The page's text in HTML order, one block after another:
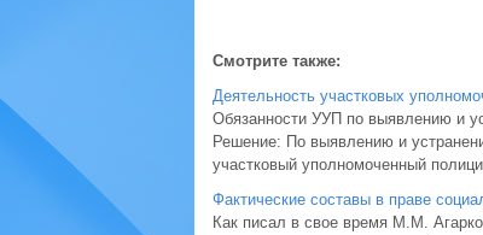
Смотрите также:
Деятельность участковых
Обязанности УУП по выявлению и
Решение: По выявлению и
участковый уполномоченный
Фактические составы в праве
Как писал в свое время М.М.